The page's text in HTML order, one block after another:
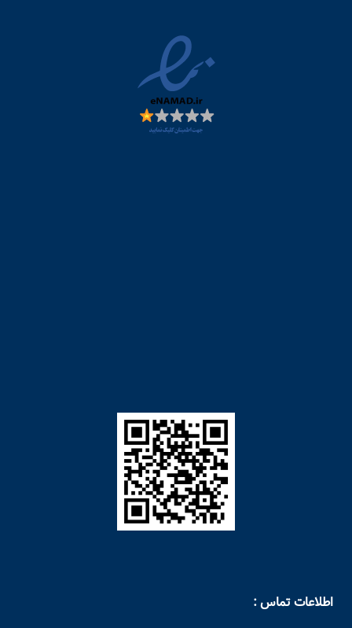
اطلاعات تماس :